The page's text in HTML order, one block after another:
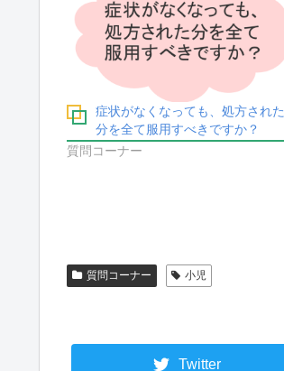
症状がなくなっても、処方された
分を全て服用すべきですか？
質問コーナー
質問コーナー 小児
Twitter